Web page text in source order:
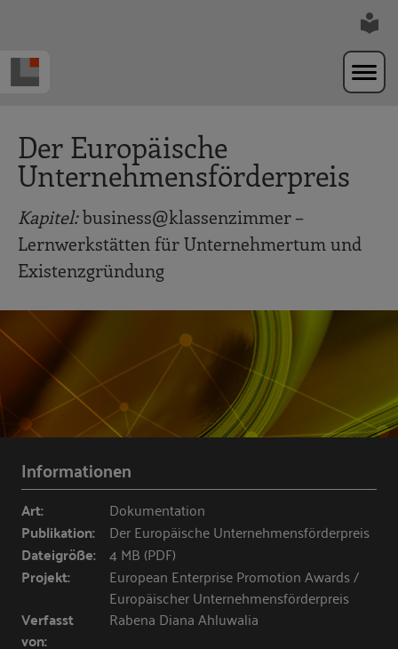
Der Europäische
Unternehmensförderpreis
Kapitel:business@klassenzimmer –
Lernwerkstätten für Unternehmertum und
Existenzgründung
Informationen
Art: Dokumentation
Publikation: Der Europäische Unternehmensförderpreis
Dateigröße: 4 MB (PDF)
Projekt:
European Enterprise Promotion Awards /
Europäischer Unternehmensförderpreis
Verfasst
von:
Rabena Diana Ahluwalia